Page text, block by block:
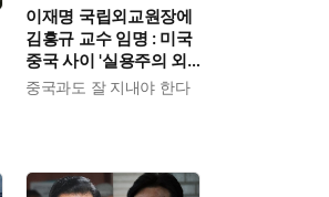
이재명 국립외교원장에
김흥규 교수 임명 : 미국
중국 사이 '실용주의 외
교론' 강조한 인물이다
중국과도 잘 지내야 한다